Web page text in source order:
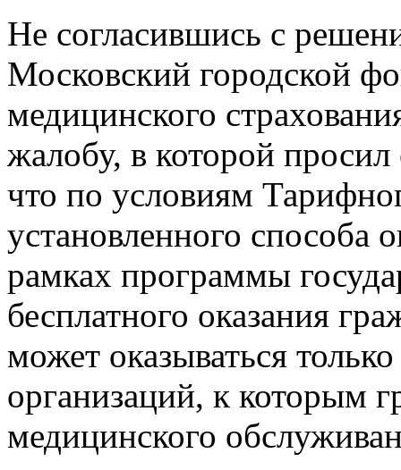
Не согласившись с
Московский городской
медицинского
жалобу, в которой просил
что по условиям
установленного способа
рамках программы
бесплатного оказания
может оказываться
организаций, к которым
медицинского